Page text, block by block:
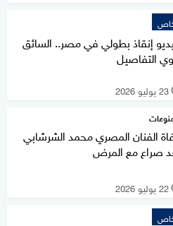
إنقاذ بطولي في مصر.. السائق
التفاصيل
23 يوليو 2026
الفنان المصري محمد الشرشابي
صراع مع المرض
22 يوليو 2026